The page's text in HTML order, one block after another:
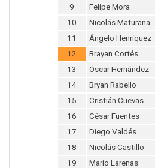
9
Felipe Mora
10
Nicolás Maturana
11
Ángelo Henríquez
12
Brayan Cortés
13
Óscar Hernández
14
Bryan Rabello
15
Cristián Cuevas
16
César Fuentes
17
Diego Valdés
18
Nicolás Castillo
19
Mario Larenas